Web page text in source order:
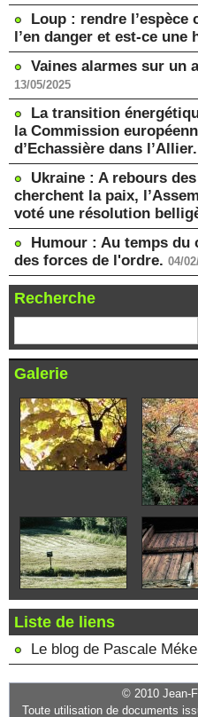
Loup : rendre
l’en danger et est-ce une
Vaines alarmes sur un
13/05/2025
La transition
la Commission
d’Echassière dans l’Allier.
Ukraine : A rebours
cherchent la paix,
voté une résolution
Humour : Au temps du
des forces de l'ordre. 04/
Recherche
Galerie
Liste de liens
Le blog de Pascale
© 2010 Jean-
Toute utilisation de documents